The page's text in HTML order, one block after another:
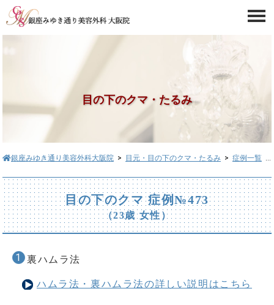
目の下のクマ・たるみ
銀座みゆき通り美容外科大阪院 > 目元・目の下のクマ・たるみ > 症例一覧
目の下のクマ 症例№473
（23歳 女性）
裏ハムラ法
ハムラ法・裏ハムラ法の詳しい説明はこちら